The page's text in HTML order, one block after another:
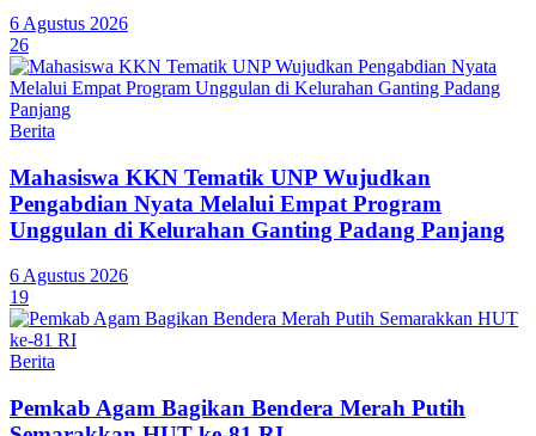
6 Agustus 2026
26
Berita
Mahasiswa KKN Tematik UNP Wujudkan
Pengabdian Nyata Melalui Empat Program
Unggulan di Kelurahan Ganting Padang Panjang
6 Agustus 2026
19
Berita
Pemkab Agam Bagikan Bendera Merah Putih